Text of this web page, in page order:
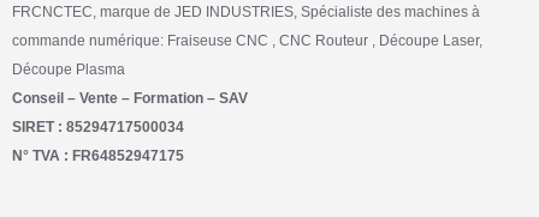
FRCNCTEC, marque de JED INDUSTRIES, Spécialiste des machines à
commande numérique: Fraiseuse CNC , CNC Routeur , Découpe Laser,
Découpe Plasma
Conseil – Vente – Formation – SAV
SIRET : 85294717500034
N° TVA : FR64852947175